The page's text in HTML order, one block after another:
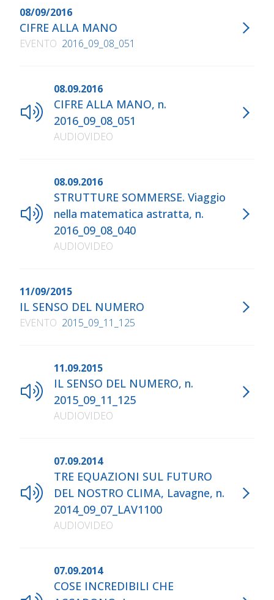
08/09/2016
CIFRE ALLA MANO
EVENTO 2016_09_08_051
08.09.2016
CIFRE ALLA MANO, n.
2016_09_08_051
AUDIOVIDEO
08.09.2016
STRUTTURE SOMMERSE. Viaggio
nella matematica astratta, n.
2016_09_08_040
AUDIOVIDEO
11/09/2015
IL SENSO DEL NUMERO
EVENTO 2015_09_11_125
11.09.2015
IL SENSO DEL NUMERO, n.
2015_09_11_125
AUDIOVIDEO
07.09.2014
TRE EQUAZIONI SUL FUTURO
DEL NOSTRO CLIMA, Lavagne, n.
2014_09_07_LAV1100
AUDIOVIDEO
07.09.2014
COSE INCREDIBILI CHE